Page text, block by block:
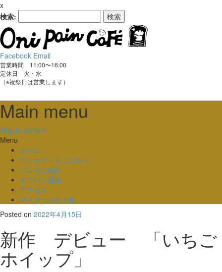
x
検索:
Facebook Email
営業時間 11:00〜16:00
定休日 火・水
（※祝祭日は営業します）
Main menu
Skip to content
Menu
ホーム
コンセプト＆こだわり
パンのご紹介
オニパン通販
アクセス
マスターの折々帳
Posted on 2022年4月15日
新作 デビュー 「いちご
ホイップ」